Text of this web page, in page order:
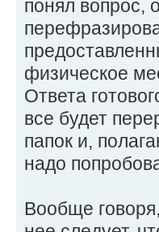
понял вопрос,
физическое
Ответа
все будет
папок и,
надо
Вообще